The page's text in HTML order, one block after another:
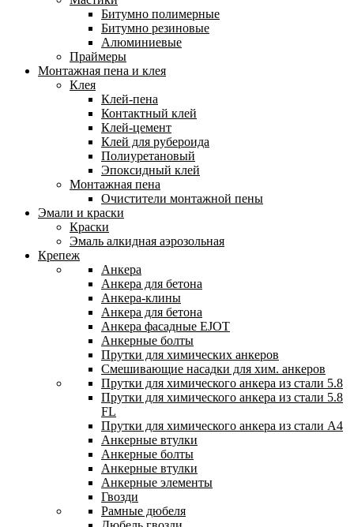
Битумно полимерные
Битумно резиновые
Алюминиевые
Праймеры
Монтажная пена и клея
Клея
Клей-пена
Контактный клей
Клей-цемент
Клей для рубероида
Полиуретановый
Эпоксидный клей
Монтажная пена
Очистители монтажной пены
Эмали и краски
Краски
Эмаль алкидная аэрозольная
Крепеж
Анкера
Анкера для бетона
Анкера-клины
Анкера для бетона
Анкера фасадные EJOT
Анкерные болты
Прутки для химических анкеров
Смешивающие насадки для хим. анкеров
Прутки для химического анкера из стали 5.8
Прутки для химического анкера из стали 5.8
FL
Прутки для химического анкера из стали А4
Анкерные втулки
Анкерные болты
Анкерные втулки
Анкерные элементы
Гвозди
Рамные дюбеля